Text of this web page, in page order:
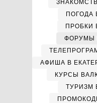
ПОГОДА
ПРОБКИ
ФОРУМЫ
АФИША В
КУРСЫ
ТУРИЗМ